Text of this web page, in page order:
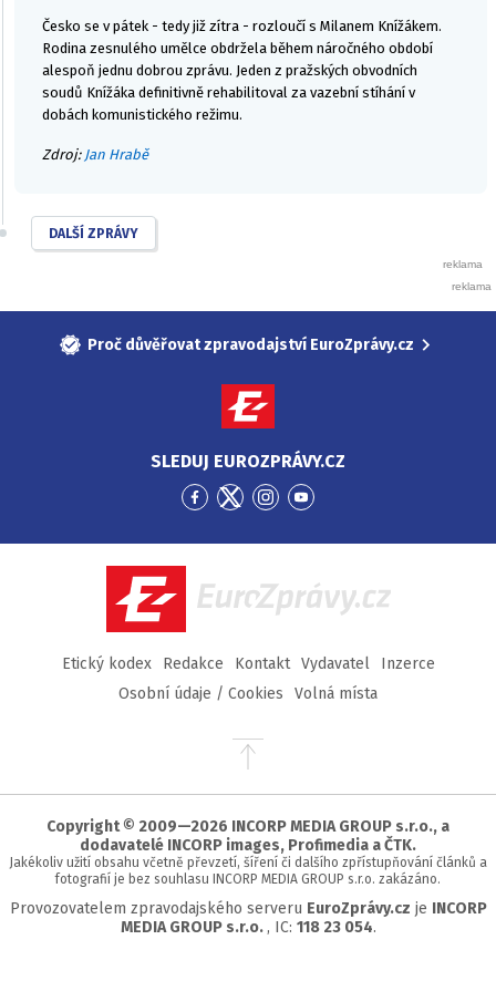
Česko se v pátek - tedy již zítra - rozloučí s Milanem Knížákem.
Rodina zesnulého umělce obdržela během náročného období
alespoň jednu dobrou zprávu. Jeden z pražských obvodních
soudů Knížáka definitivně rehabilitoval za vazební stíhání v
dobách komunistického režimu.
Zdroj: Jan Hrabě
DALŠÍ ZPRÁVY
Proč důvěřovat zpravodajství EuroZprávy.cz
SLEDUJ EUROZPRÁVY.CZ
Přejít
Facebook
Přejít
Twitter
Přejít
Instagram
Přejít
YouTube
EuroZprávy.cz
Etický kodex Redakce Kontakt Vydavatel
Inzerce
Osobní údaje / Cookies
Volná místa
Přejít
stránky
Copyright © 2009—2026 INCORP MEDIA GROUP s.r.o., a
dodavatelé INCORP images, Profimedia a ČTK.
Jakékoliv užití obsahu včetně převzetí, šíření či dalšího zpřístupňování článků a
fotografií je bez souhlasu INCORP MEDIA GROUP s.r.o. zakázáno.
Provozovatelem zpravodajského serveru EuroZprávy.cz je INCORP
MEDIA GROUP s.r.o. , IC: 118 23 054.